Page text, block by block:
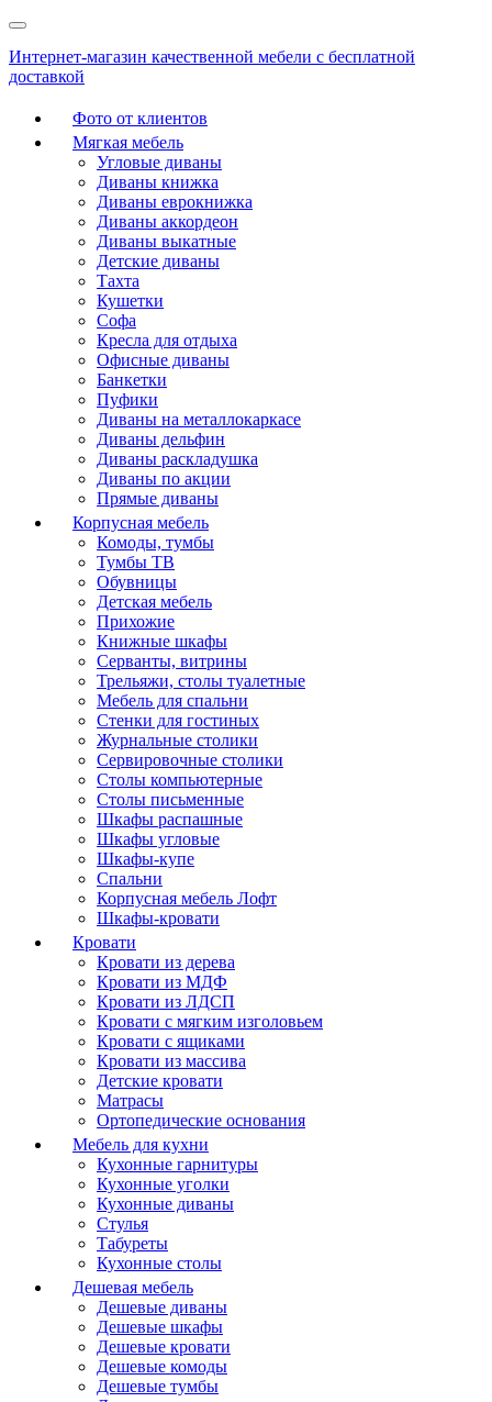
Интернет-магазин качественной мебели с бесплатной
доставкой
Фото от клиентов
Мягкая мебель
Угловые диваны
Диваны книжка
Диваны еврокнижка
Диваны аккордеон
Диваны выкатные
Детские диваны
Тахта
Кушетки
Софа
Кресла для отдыха
Офисные диваны
Банкетки
Пуфики
Диваны на металлокаркасе
Диваны дельфин
Диваны раскладушка
Диваны по акции
Прямые диваны
Корпусная мебель
Комоды, тумбы
Тумбы ТВ
Обувницы
Детская мебель
Прихожие
Книжные шкафы
Серванты, витрины
Трельяжи, столы туалетные
Мебель для спальни
Стенки для гостиных
Журнальные столики
Сервировочные столики
Столы компьютерные
Столы письменные
Шкафы распашные
Шкафы угловые
Шкафы-купе
Спальни
Корпусная мебель Лофт
Шкафы-кровати
Кровати
Кровати из дерева
Кровати из МДФ
Кровати из ЛДСП
Кровати с мягким изголовьем
Кровати с ящиками
Кровати из массива
Детские кровати
Матрасы
Ортопедические основания
Мебель для кухни
Кухонные гарнитуры
Кухонные уголки
Кухонные диваны
Стулья
Табуреты
Кухонные столы
Дешевая мебель
Дешевые диваны
Дешевые шкафы
Дешевые кровати
Дешевые комоды
Дешевые тумбы